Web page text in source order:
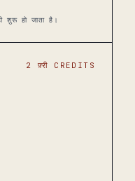
शुरू हो जाता है।
2 फ़्री CREDITS